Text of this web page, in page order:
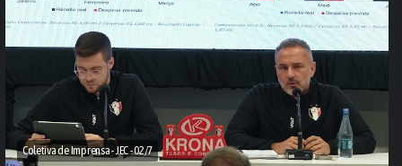
Coletiva de Imprensa - JEC - 02/7